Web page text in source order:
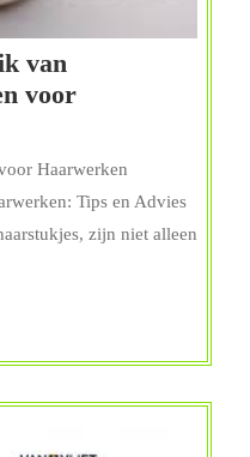
van
voor
Haarwerken
Tips en Advies
zijn niet alleen